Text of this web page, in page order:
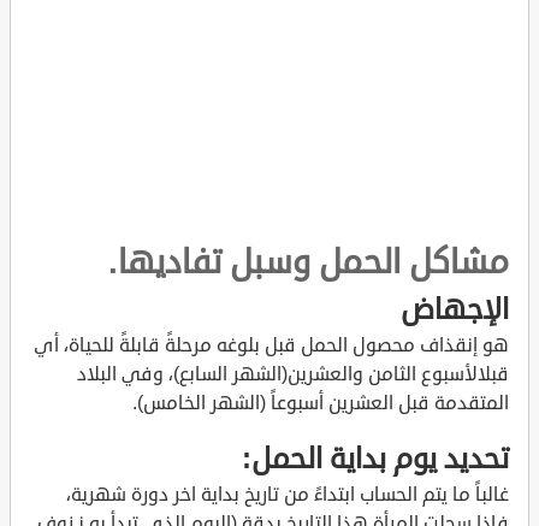
مشاكل الحمل وسبل تفاديها.
الإجهاض
هو إنقذاف محصول الحمل قبل بلوغه مرحلةً قابلةً للحياة، أي
قبلالأسبوع الثامن والعشرين(الشهر السابع)، وفي البلاد
المتقدمة قبل العشرين أسبوعاً (الشهر الخامس).
تحديد يوم بداية الحمل:
غالباً ما يتم الحساب ابتداءً من تاريخ بداية اخر دورة شهرية،